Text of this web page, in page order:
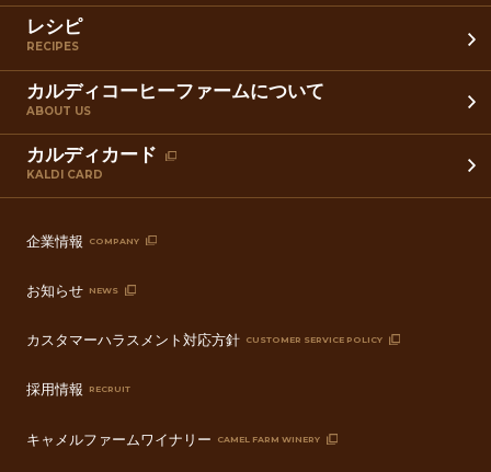
レシピ
RECIPES
カルディコーヒーファームについて
ABOUT US
カルディカード
KALDI CARD
企業情報 COMPANY
お知らせ NEWS
カスタマーハラスメント対応方針 CUSTOMER SERVICE POLICY
採用情報 RECRUIT
キャメルファームワイナリー CAMEL FARM WINERY